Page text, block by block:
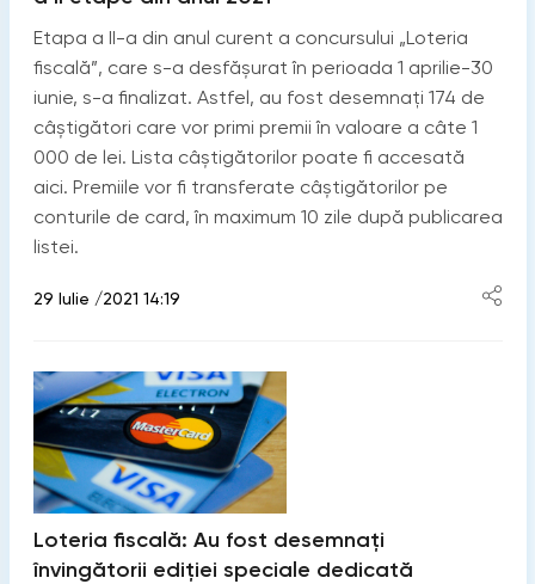
Etapa a II-a din anul curent a concursului „Loteria
fiscală”, care s-a desfășurat în perioada 1 aprilie-30
iunie, s-a finalizat. Astfel, au fost desemnați 174 de
câștigători care vor primi premii în valoare a câte 1
000 de lei. Lista câștigătorilor poate fi accesată
aici. Premiile vor fi transferate câștigătorilor pe
conturile de card, în maximum 10 zile după publicarea
listei.
29 Iulie /2021 14:19
Loteria fiscală: Au fost desemnați
învingătorii ediției speciale dedicată